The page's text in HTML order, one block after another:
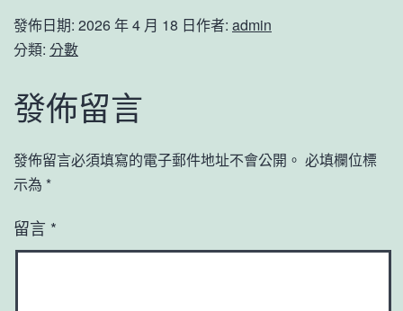
發佈日期: 2026 年 4 月 18 日作者: admin
分類: 分數
發佈留言
發佈留言必須填寫的電子郵件地址不會公開。 必填欄位標
示為 *
留言 *